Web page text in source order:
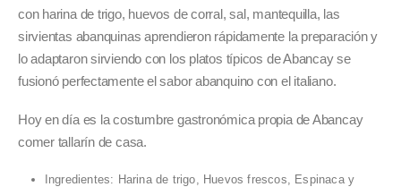
con harina de trigo, huevos de corral, sal, mantequilla, las
sirvientas abanquinas aprendieron rápidamente la preparación y
lo adaptaron sirviendo con los platos típicos de Abancay se
fusionó perfectamente el sabor abanquino con el italiano.
Hoy en día es la costumbre gastronómica propia de Abancay
comer tallarín de casa.
Ingredientes: Harina de trigo, Huevos frescos, Espinaca y